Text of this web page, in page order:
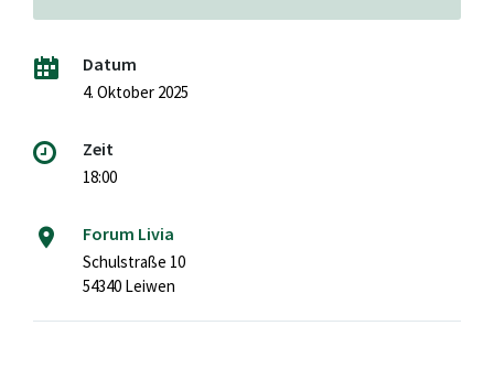
Datum
4. Oktober 2025
Zeit
18:00
Forum Livia
Schulstraße 10
54340 Leiwen